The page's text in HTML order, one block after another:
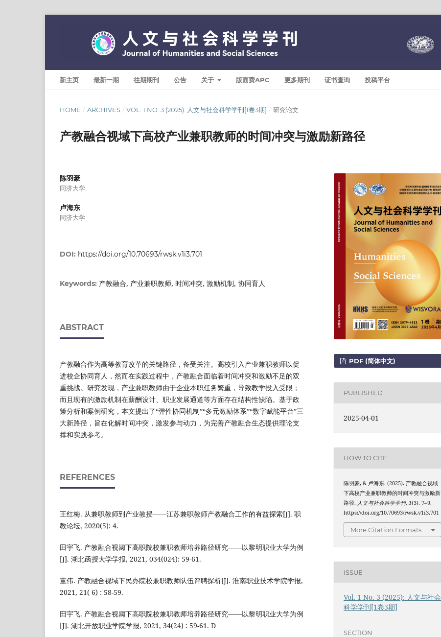
新主页 最新一期 往期期刊 公告 关于 版面费APC 更多期刊 证书查询 投稿平台
HOME / ARCHIVES / VOL. 1 NO. 3 (2025): 人文与社会科学学刊[1卷3期] / 研究论文
产教融合视域下高校产业兼职教师的时间冲突与激励新路径
陈羽豪
同济大学
卢海东
同济大学
DOI: https://doi.org/10.70693/rwsk.v1i3.701
Keywords: 产教融合, 产业兼职教师, 时间冲突, 激励机制, 协同育人
ABSTRACT
产教融合作为高等教育改革的关键路径，备受关注。高校引入产业兼职教师以促
进校企协同育人，然而在实践过程中，产教融合面临着时间冲突和激励不足的双
重挑战。研究发现，产业兼职教师由于企业本职任务繁重，导致教学投入受限；
而且现有的激励机制在薪酬设计、职业发展通道等方面存在结构性缺陷。基于政
策分析和案例研究，本文提出了“弹性协同机制”“多元激励体系”“数字赋能平台”三
大新路径，旨在化解时间冲突，激发参与动力，为完善产教融合生态提供理论支
撑和实践参考。
REFERENCES
王红梅. 从兼职教师到产业教授——江苏兼职教师产教融合工作的有益探索[J]. 职
教论坛, 2020(5): 4.
田宇飞. 产教融合视阈下高职院校兼职教师培养路径研究——以黎明职业大学为例
[J]. 湖北函授大学学报, 2021, 034(024): 59-61.
董伟. 产教融合视域下民办院校兼职教师队伍评聘探析[J]. 淮南职业技术学院学报,
2021, 21( 6) : 58-59.
田宇飞. 产教融合视阈下高职院校兼职教师培养路径研究——以黎明职业大学为例
[J]. 湖北开放职业学院学报, 2021, 34(24) : 59-61. D
PDF (简体中文)
PUBLISHED
2025-04-01
HOW TO CITE
陈羽豪, & 卢海东. (2025). 产教融合视域
下高校产业兼职教师的时间冲突与激励新
路径. 人文与社会科学学刊,1(3), 7–9.
https://doi.org/10.70693/rwsk.v1i3.701
More Citation Formats
ISSUE
Vol. 1 No. 3 (2025): 人文与社会
科学学刊[1卷3期]
SECTION